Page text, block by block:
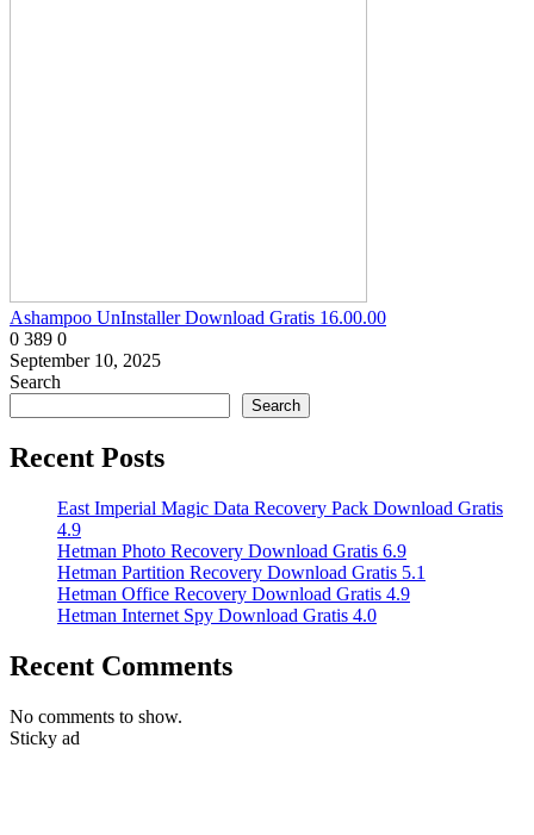
Ashampoo UnInstaller Download Gratis 16.00.00
0 389 0
September 10, 2025
Search
Search
Recent Posts
East Imperial Magic Data Recovery Pack Download Gratis
4.9
Hetman Photo Recovery Download Gratis 6.9
Hetman Partition Recovery Download Gratis 5.1
Hetman Office Recovery Download Gratis 4.9
Hetman Internet Spy Download Gratis 4.0
Recent Comments
No comments to show.
Sticky ad